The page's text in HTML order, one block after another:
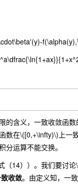
含义，一致收敛函
在\([0,+\infty)\)上
运算不能交换。
14））。我们要讨
收敛。由定义知，一